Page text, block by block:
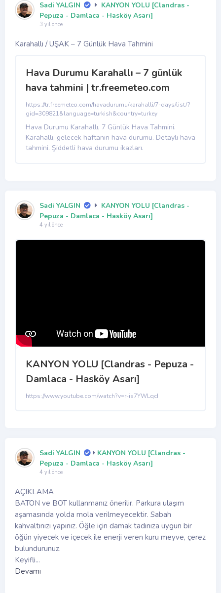
Sadi YALGIN
KANYON YOLU [Clandras -
Pepuza - Damlaca - Hasköy Asarı]
3 yıl önce
Karahallı / UŞAK – 7 Günlük Hava Tahmini
Hava Durumu Karahallı – 7 günlük
hava tahmini | tr.freemeteo.com
https://tr.freemeteo.com/havadurumu/karahalli/7-days/list/?
gid=309821&language=turkish&country=turkey
Hava Durumu Karahallı, 7 Günlük Hava Tahmini.
Karahallı, gelecek haftanın hava durumu. Detaylı hava
tahmini. Şiddetli hava durumu ikazları.
Sadi YALGIN
KANYON YOLU [Clandras -
Pepuza - Damlaca - Hasköy Asarı]
4 yıl önce
KANYON YOLU [Clandras - Pepuza -
Damlaca - Hasköy Asarı]
https://www.youtube.com/watch?v=r-is7YWLqcI
Sadi YALGIN
KANYON YOLU [Clandras -
Pepuza - Damlaca - Hasköy Asarı]
4 yıl önce
AÇIKLAMA
BATON ve BOT kullanmanız önerilir. Parkura ulaşım
aşamasında yolda mola verilmeyecektir. Sabah
kahvaltınızı yapınız. Öğle için damak tadınıza uygun bir
öğün yiyecek ve içecek ile enerji veren kuru meyve, çerez
bulundurunuz.
Keyifli...
Devamı